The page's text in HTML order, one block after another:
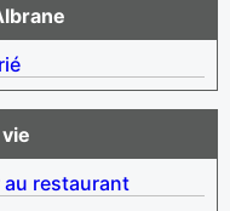
au restaurant